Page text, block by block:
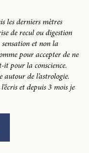
les derniers mètres
de recul ou digestion
sensation et non la
pour accepter de ne
it pour la conscience.
autour de l’astrologie.
et depuis 3 mois je
: